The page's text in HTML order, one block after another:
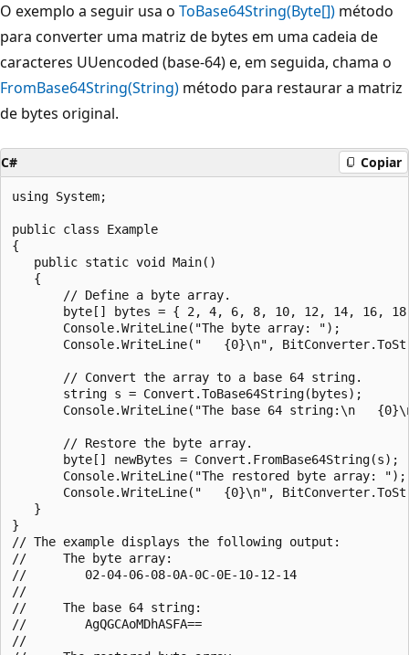
O exemplo a seguir usa o ToBase64String(Byte[]) método
para converter uma matriz de bytes em uma cadeia de
caracteres UUencoded (base-64) e, em seguida, chama o
FromBase64String(String) método para restaurar a matriz
de bytes original.
C# Copiar
using System;
public class Example
{
   public static void Main()
   {
       // Define a byte array.
byte[] bytes = { 2, 4, 6, 8, 10, 12, 14, 16,
       Console.WriteLine("The byte array: ");
Console.WriteLine("   {0}\n",
       // Convert the array to a base 64 string.
       string s = Convert.ToBase64String(bytes);
Console.WriteLine("The base 64 string:\n
       // Restore the byte array.
       byte[] newBytes = Convert.FromBase64String(s);
       Console.WriteLine("The restored byte array: ");
Console.WriteLine("   {0}\n",
   }
}
// The example displays the following output:
//     The byte array:
//        02-04-06-08-0A-0C-0E-10-12-14
//
//     The base 64 string:
//        AgQGCAoMDhASFA==
//